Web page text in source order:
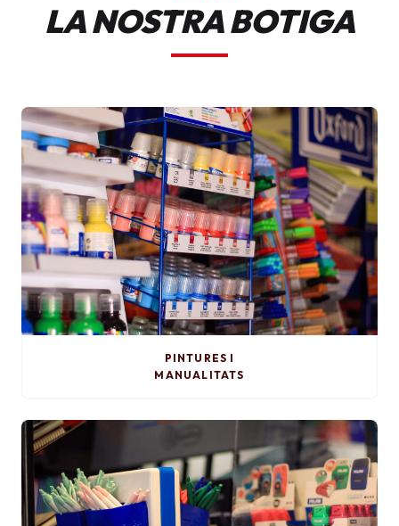
LA NOSTRA BOTIGA
PINTURES I
MANUALITATS